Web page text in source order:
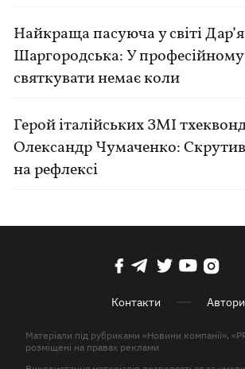
Найкраща пасуюча у світі Дар’я
Шаргородська: У професійному
святкувати немає коли
Герой італійських ЗМІ
Олександр Чумаченко:
на рефлексі
Контакти Автори
Матеріали під рубриками «Новини компанії»,
розміщені на правах реклами